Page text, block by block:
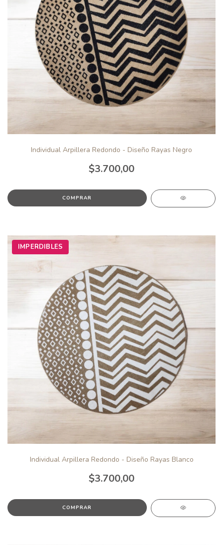
Individual Arpillera Redondo - Diseño Rayas Negro
$3.700,00
IMPERDIBLES
Individual Arpillera Redondo - Diseño Rayas Blanco
$3.700,00